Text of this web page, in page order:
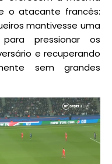
o atacante francês:
mantivesse uma
pressionar os
e recuperando
sem grandes